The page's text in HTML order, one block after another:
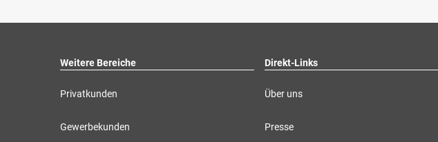
Weitere Bereiche
Privatkunden
Gewerbekunden
Direkt-Links
Über uns
Presse